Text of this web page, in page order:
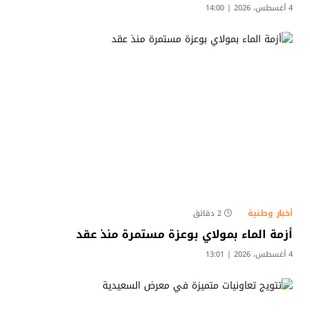
4 أغسطس، 2026 | 14:00
أخبار وطنية 2 دقائق
أزمة الماء بمولاي بوعزة مستمرة منذ عقد
4 أغسطس، 2026 | 13:01